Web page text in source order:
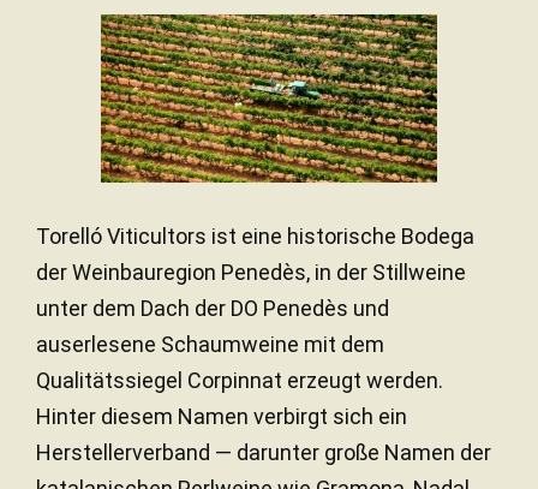
Torelló Viticultors ist eine historische Bodega
der Weinbauregion Penedès, in der Stillweine
unter dem Dach der DO Penedès und
auserlesene Schaumweine mit dem
Qualitätssiegel Corpinnat erzeugt werden.
Hinter diesem Namen verbirgt sich ein
Herstellerverband — darunter große Namen der